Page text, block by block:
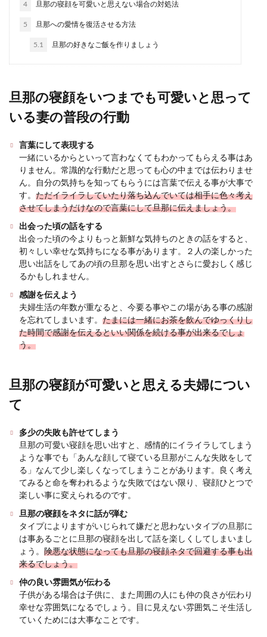
んなものを選んだらいいのか悩みませんか？せっ
演出でプロポーズをする場面を見たことがありま
同棲してから結婚すると離婚しやす
い？結婚に向いている相手
同棲をしてから結婚をすると離婚してしまうので
は？同棲中は上手くいっていたのに、結婚したら
なんだかギク...
手選び！幸せな再婚をしよう
シングルマザーとして子供を育ている人の中に
結婚をするカップルの多くは、同い年か、年の差
があってもせいぜい２歳差や３歳差程度です。 と
はいえ、...
彼氏との結婚を本格的に考えると不安
になる女性は多い
に…」と、自...
4 旦那の寝顔を可愛いと思えない場合の対処法
5 旦那への愛情を復活させる方法
5.1 旦那の好きなご飯を作りましょう
旦那の寝顔をいつまでも可愛いと思って
いる妻の普段の行動
言葉にして表現する
一緒にいるからといって言わなくてもわかってもらえる事はあ
りません。常識的な行動だと思っても心の中までは伝わりませ
ん。自分の気持ちを知ってもらうには言葉で伝える事が大事で
す。 ただイライラしていたり落ち込んでいては相手に色々考え
させてしまうだけなので言葉にして旦那に伝えましょう。
出会った頃の話をする
出会った頃の今よりもっと新鮮な気持ちのときの話をすると、
初々しい幸せな気持ちになる事があります。２人の楽しかった
思い出話をしてあの頃の旦那を思い出すとさらに愛おしく感じ
るかもしれません。
感謝を伝えよう
夫婦生活の年数が重なると、今要る事やこの場がある事の感謝
を忘れてしまいます。 たまには一緒にお茶を飲んでゆっくりし
た時間で感謝を伝えるといい関係を続ける事が出来るでしょ
う。
旦那の寝顔が可愛いと思える夫婦につい
て
多少の失敗も許せてしまう
旦那の可愛い寝顔を思い出すと、感情的にイライラしてしまう
ような事でも「あんな顔して寝ている旦那がこんな失敗をして
る」なんて少し楽しくなってしまうことがあります。良く考え
てみると命を奪われるような失敗ではない限り、寝顔ひとつで
楽しい事に変えられるのです。
旦那の寝顔をネタに話が弾む
タイプによりますがいじられて嫌だと思わないタイプの旦那に
は事あるごとに旦那の寝顔を出して話を楽しくしてしまいまし
ょう。 険悪な状態になっても旦那の寝顔ネタで回避する事も出
来るでしょう。
仲の良い雰囲気が伝わる
子供がある場合は子供に、また周囲の人にも仲の良さが伝わり
幸せな雰囲気になるでしょう。目に見えない雰囲気こそ生活し
ていくためには大事なことです。